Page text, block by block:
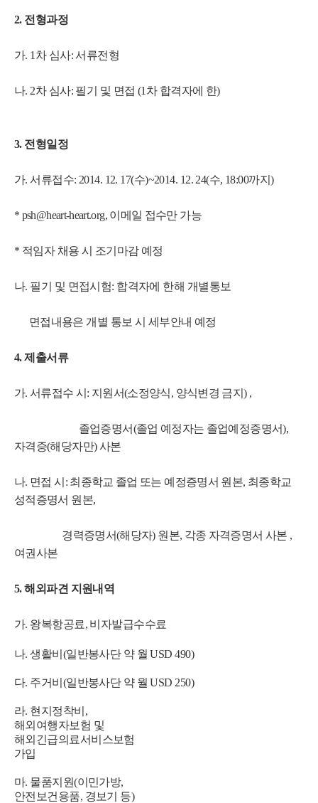
2. 전형과정
가. 1차 심사: 서류전형
나. 2차 심사: 필기 및 면접 (1차 합격자에 한)
3. 전형일정
가. 서류접수: 2014. 12. 17(수)~2014. 12. 24(수, 18:00까지)
* psh@heart-heart.org, 이메일 접수만 가능
* 적임자 채용 시 조기마감 예정
나. 필기 및 면접시험: 합격자에 한해 개별통보
면접내용은 개별 통보 시 세부안내 예정
4. 제출서류
가. 서류접수 시: 지원서(소정양식, 양식변경 금지) ,
졸업증명서(졸업 예정자는 졸업예정증명서),
자격증(해당자만) 사본
나. 면접 시: 최종학교 졸업 또는 예정증명서 원본, 최종학교
성적증명서 원본,
경력증명서(해당자) 원본, 각종 자격증명서 사본 ,
여권사본
5. 해외파견 지원내역
가. 왕복항공료, 비자발급수수료
나. 생활비(일반봉사단 약 월 USD 490)
다. 주거비(일반봉사단 약 월 USD 250)
라. 현지정착비,
해외여행자보험 및
해외긴급의료서비스보험
가입
마. 물품지원(이민가방,
안전보건용품, 경보기 등)